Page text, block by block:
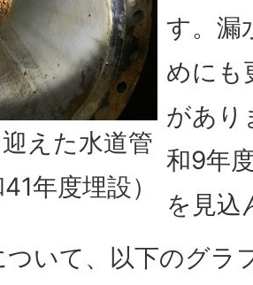
えた水道管
年度埋設）
す。漏
めにも
があり
和9年
を見込
ついて、以下のグラ